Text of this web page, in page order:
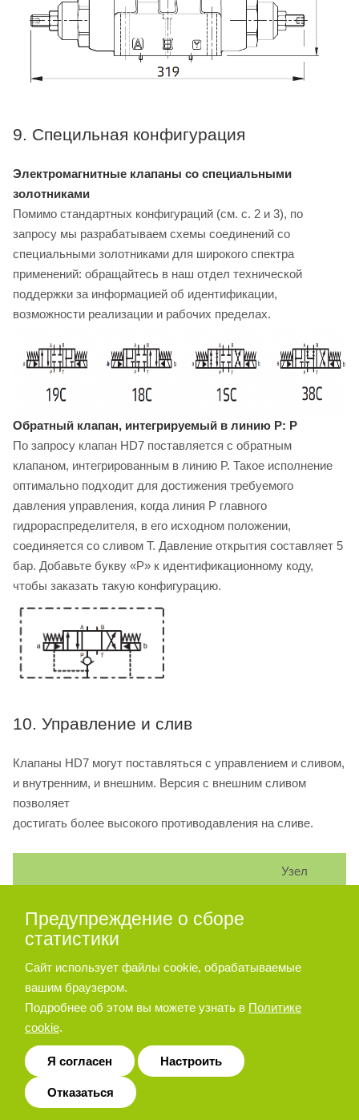
9. Специльная конфигурация
Электромагнитные клапаны со специальными
золотниками
Помимо стандартных конфигураций (см. с. 2 и 3), по
запросу мы разрабатываем схемы соединений со
специальными золотниками для широкого спектра
применений: обращайтесь в наш отдел технической
поддержки за информацией об идентификации,
возможности реализации и рабочих пределах.
Обратный клапан, интегрируемый в линию P: P
По запросу клапан HD7 поставляется с обратным
клапаном, интегрированным в линию P. Такое исполнение
оптимально подходит для достижения требуемого
давления управления, когда линия P главного
гидрораспределителя, в его исходном положении,
соединяется со сливом T. Давление открытия составляет 5
бар. Добавьте букву «P» к идентификационному коду,
чтобы заказать такую конфигурацию.
10. Управление и слив
Клапаны HD7 могут поставляться с управлением и сливом,
и внутренним, и внешним. Версия с внешним сливом
позволяет
достигать более высокого противодавления на сливе.
Узел
HD7-ES-
**/*
Внутреннее управление и
внешний слив
нет
HD7-ES-
**/*E
Внешнее управление и
внешний слив
Предупреждение о сборе
статистики
Сайт использует файлы cookie, обрабатываемые
вашим браузером.
Подробнее об этом вы можете узнать в Политике
cookie.
Я согласен Настроить
Отказаться